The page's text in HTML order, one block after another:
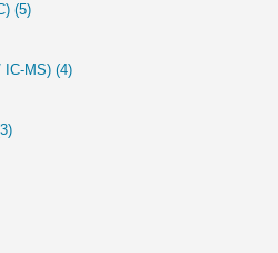
(5)
IC-MS) (4)